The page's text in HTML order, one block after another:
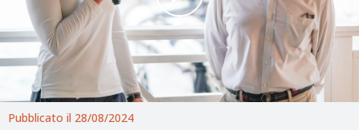
Pubblicato il 28/08/2024